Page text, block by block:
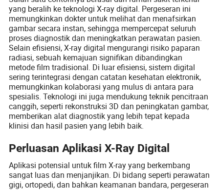
yang beralih ke teknologi X-ray digital. Pergeseran ini
memungkinkan dokter untuk melihat dan menafsirkan
gambar secara instan, sehingga mempercepat seluruh
proses diagnostik dan meningkatkan perawatan pasien.
Selain efisiensi, X-ray digital mengurangi risiko paparan
radiasi, sebuah kemajuan signifikan dibandingkan
metode film tradisional. Di luar efisiensi, sistem digital
sering terintegrasi dengan catatan kesehatan elektronik,
memungkinkan kolaborasi yang mulus di antara para
spesialis. Teknologi ini juga mendukung teknik pencitraan
canggih, seperti rekonstruksi 3D dan peningkatan gambar,
memberikan alat diagnostik yang lebih tepat kepada
klinisi dan hasil pasien yang lebih baik.
Perluasan Aplikasi X-Ray Digital
Aplikasi potensial untuk film X-ray yang berkembang
sangat luas dan menjanjikan. Di bidang seperti perawatan
gigi, ortopedi, dan bahkan keamanan bandara, pergeseran